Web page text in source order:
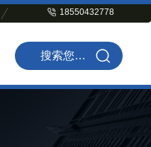
18550432778